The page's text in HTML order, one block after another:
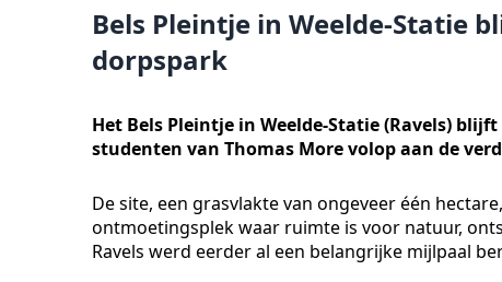
Bels Pleintje in Weelde-Statie
dorpspark
Het Bels Pleintje in Weelde-Statie (Ravels)
studenten van Thomas More volop aan de
De site, een grasvlakte van ongeveer één
ontmoetingsplek waar ruimte is voor natuur,
Ravels werd eerder al een belangrijke mijlpaal